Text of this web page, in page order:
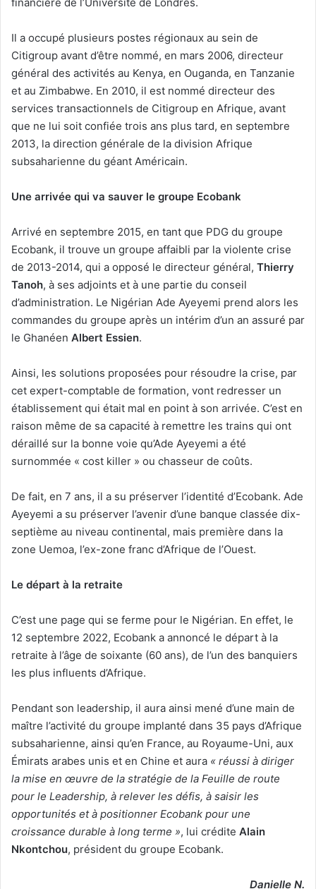
financière de l’Université de Londres.
Il a occupé plusieurs postes régionaux au sein de
Citigroup avant d’être nommé, en mars 2006, directeur
général des activités au Kenya, en Ouganda, en Tanzanie
et au Zimbabwe. En 2010, il est nommé directeur des
services transactionnels de Citigroup en Afrique, avant
que ne lui soit confiée trois ans plus tard, en septembre
2013, la direction générale de la division Afrique
subsaharienne du géant Américain.
Une arrivée qui va sauver le groupe Ecobank
Arrivé en septembre 2015, en tant que PDG du groupe
Ecobank, il trouve un groupe affaibli par la violente crise
de 2013-2014, qui a opposé le directeur général, Thierry
Tanoh, à ses adjoints et à une partie du conseil
d’administration. Le Nigérian Ade Ayeyemi prend alors les
commandes du groupe après un intérim d’un an assuré par
le Ghanéen Albert Essien.
Ainsi, les solutions proposées pour résoudre la crise, par
cet expert-comptable de formation, vont redresser un
établissement qui était mal en point à son arrivée. C’est en
raison même de sa capacité à remettre les trains qui ont
déraillé sur la bonne voie qu’Ade Ayeyemi a été
surnommée « cost killer » ou chasseur de coûts.
De fait, en 7 ans, il a su préserver l’identité d’Ecobank. Ade
Ayeyemi a su préserver l’avenir d’une banque classée dix-
septième au niveau continental, mais première dans la
zone Uemoa, l’ex-zone franc d’Afrique de l’Ouest.
Le départ à la retraite
C’est une page qui se ferme pour le Nigérian. En effet, le
12 septembre 2022, Ecobank a annoncé le départ à la
retraite à l’âge de soixante (60 ans), de l’un des banquiers
les plus influents d’Afrique.
Pendant son leadership, il aura ainsi mené d’une main de
maître l’activité du groupe implanté dans 35 pays d’Afrique
subsaharienne, ainsi qu’en France, au Royaume-Uni, aux
Émirats arabes unis et en Chine et aura « réussi à diriger
la mise en œuvre de la stratégie de la Feuille de route
pour le Leadership, à relever les défis, à saisir les
opportunités et à positionner Ecobank pour une
croissance durable à long terme », lui crédite Alain
Nkontchou, président du groupe Ecobank.
Danielle N.